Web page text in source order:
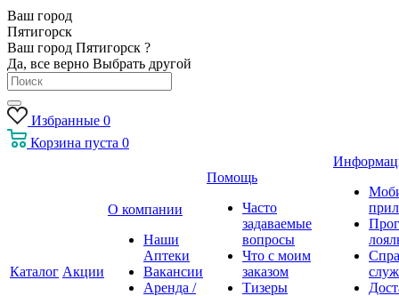
Ваш город
Пятигорск
Ваш город Пятигорск ?
Да, все верно Выбрать другой
Избранные 0
Корзина пуста 0
Каталог Акции
О компании
Наши
Аптеки
Вакансии
Аренда /
Помощь
Часто
задаваемые
вопросы
Что с моим
заказом
Тизеры